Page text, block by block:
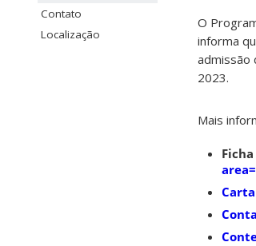
Contato
Localização
O
informa
admissão
2023.
Mais